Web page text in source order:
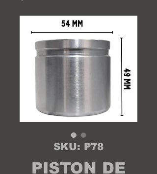
SKU: P78
PISTON DE